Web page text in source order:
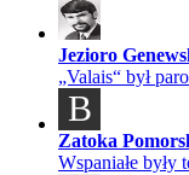
Jezioro
„Valais“ był
B
Zatoka
Wspaniałe były